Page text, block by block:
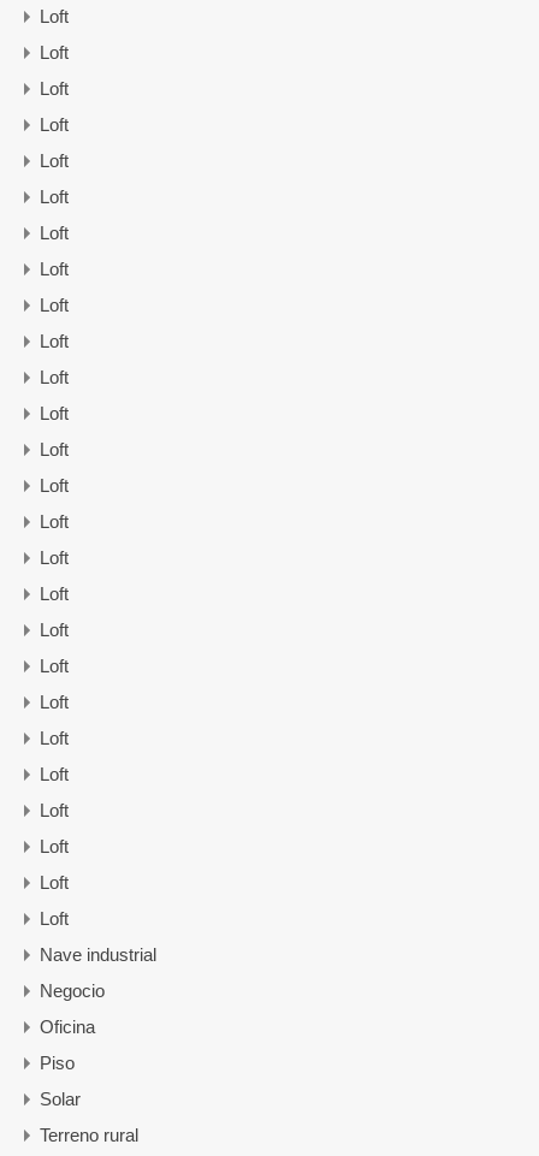
Loft
Loft
Loft
Loft
Loft
Loft
Loft
Loft
Loft
Loft
Loft
Loft
Loft
Loft
Loft
Loft
Loft
Loft
Loft
Loft
Loft
Loft
Loft
Loft
Loft
Loft
Nave industrial
Negocio
Oficina
Piso
Solar
Terreno rural